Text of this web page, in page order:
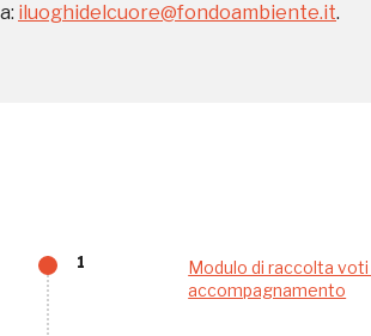
a: iluoghidelcuore@fondoambiente.it.
1
Modulo di raccolta voti
accompagnamento